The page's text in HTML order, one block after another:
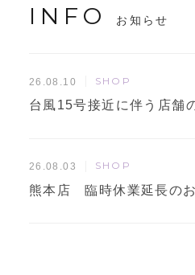
INFO お知らせ
26.08.10 SHOP
台風15号接近に伴う店舗
26.08.03 SHOP
熊本店 臨時休業延長の